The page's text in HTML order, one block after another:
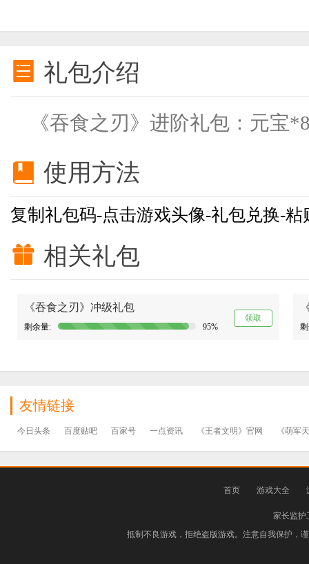
 礼包介绍
《吞食之刃》进阶礼包：元宝
 使用方法
复制礼包码-点击游戏头像-礼包兑换-粘
 相关礼包
《吞食之刃》冲级礼包
剩余量: 95%
领取
友情链接
今日头条 百度贴吧 百家号 一点资讯 《王者文明》官网 《萌军
首页 游戏大全
家长监护
抵制不良游戏，拒绝盗版游戏。注意自我保护，